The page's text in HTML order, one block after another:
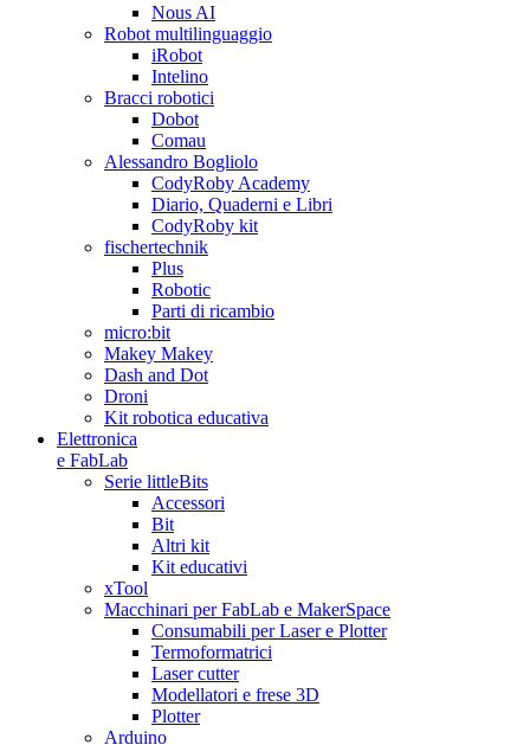
Nous AI
Robot multilinguaggio
iRobot
Intelino
Bracci robotici
Dobot
Comau
Alessandro Bogliolo
CodyRoby Academy
Diario, Quaderni e Libri
CodyRoby kit
fischertechnik
Plus
Robotic
Parti di ricambio
micro:bit
Makey Makey
Dash and Dot
Droni
Kit robotica educativa
Elettronica
e FabLab
Serie littleBits
Accessori
Bit
Altri kit
Kit educativi
xTool
Macchinari per FabLab e MakerSpace
Consumabili per Laser e Plotter
Termoformatrici
Laser cutter
Modellatori e frese 3D
Plotter
Arduino